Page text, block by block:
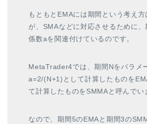
もともとEMAには期間という考え方
が、SMAなどに対応させるために
係数aを関連付けているのです。
MetaTrader4では、期間Nをパラメ
a=2/(N+1)として計算したものを
て計算したものをSMMAと呼んでい
なので、期間5のEMAと期間3の